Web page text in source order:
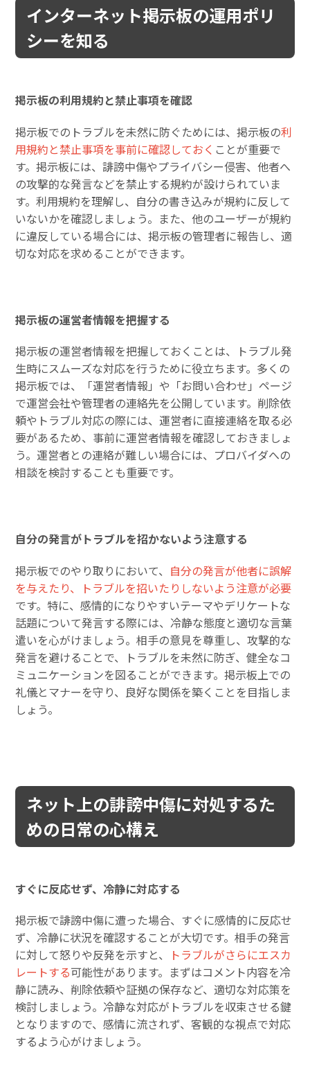
インターネット掲示板の運用ポリ
シーを知る
掲示板の利用規約と禁止事項を確認
掲示板でのトラブルを未然に防ぐためには、掲示板の利
用規約と禁止事項を事前に確認しておく ことが重要で
す。掲示板には、誹謗中傷やプライバシー侵害、他者へ
の攻撃的な発言などを禁止する規約が設けられていま
す。利用規約を理解し、自分の書き込みが規約に反して
いないかを確認しましょう。また、他のユーザーが規約
に違反している場合には、掲示板の管理者に報告し、適
切な対応を求めることができます。
掲示板の運営者情報を把握する
掲示板の運営者情報を把握しておくことは、トラブル発
生時にスムーズな対応を行うために役立ちます。多くの
掲示板では、「運営者情報」や「お問い合わせ」ページ
で運営会社や管理者の連絡先を公開しています。削除依
頼やトラブル対応の際には、運営者に直接連絡を取る必
要があるため、事前に運営者情報を確認しておきましょ
う。運営者との連絡が難しい場合には、プロバイダへの
相談を検討することも重要です。
自分の発言がトラブルを招かないよう注意する
掲示板でのやり取りにおいて、 自分の発言が他者に誤解
を与えたり、トラブルを招いたりしないよう注意が必要
です。特に、感情的になりやすいテーマやデリケートな
話題について発言する際には、冷静な態度と適切な言葉
遣いを心がけましょう。相手の意見を尊重し、攻撃的な
発言を避けることで、トラブルを未然に防ぎ、健全なコ
ミュニケーションを図ることができます。掲示板上での
礼儀とマナーを守り、良好な関係を築くことを目指しま
しょう。
ネット上の誹謗中傷に対処するた
めの日常の心構え
すぐに反応せず、冷静に対応する
掲示板で誹謗中傷に遭った場合、すぐに感情的に反応せ
ず、冷静に状況を確認することが大切です。相手の発言
に対して怒りや反発を示すと、
トラブルがさらにエスカ
レートする可能性があります。まずはコメント内容を冷
静に読み、削除依頼や証拠の保存など、適切な対応策を
検討しましょう。冷静な対応がトラブルを収束させる鍵
となりますので、感情に流されず、客観的な視点で対応
するよう心がけましょう。